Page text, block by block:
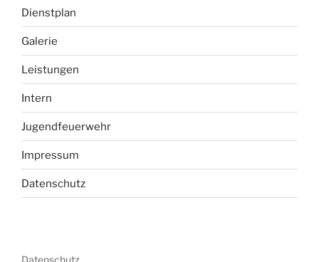
Dienstplan
Galerie
Leistungen
Intern
Jugendfeuerwehr
Impressum
Datenschutz